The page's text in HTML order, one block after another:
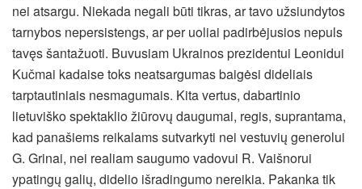
nei atsargu. Niekada negali būti tikras, ar tavo užsiundytos
tarnybos nepersistengs, ar per uoliai padirbėjusios nepuls
tavęs šantažuoti. Buvusiam Ukrainos prezidentui Leonidui
Kučmai kadaise toks neatsargumas baigėsi dideliais
tarptautiniais nesmagumais. Kita vertus, dabartinio
lietuviško spektaklio žiūrovų daugumai, regis, suprantama,
kad panašiems reikalams sutvarkyti nei vestuvių generolui
G. Grinai, nei realiam saugumo vadovui R. Vaišnorui
ypatingų galių, didelio išradingumo nereikia. Pakanka tik